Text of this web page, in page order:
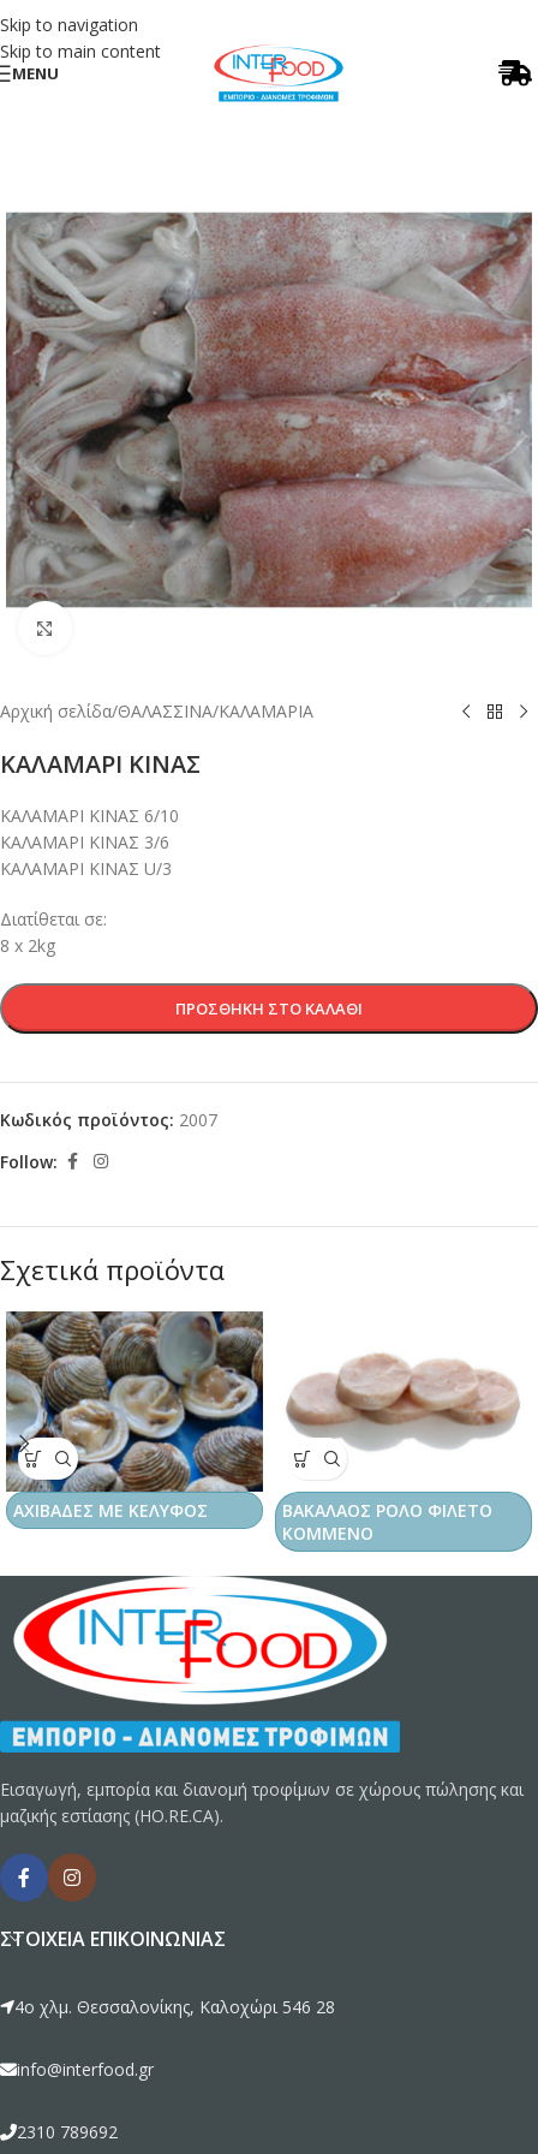
Skip to navigation
Skip to main content
MENU
Αρχική σελίδα/ΘΑΛΑΣΣΙΝΑ/ΚΑΛΑΜΑΡΙΑ
ΚΑΛΑΜΑΡΙ ΚΙΝΑΣ
ΚΑΛΑΜΑΡΙ ΚΙΝΑΣ 6/10
ΚΑΛΑΜΑΡΙ ΚΙΝΑΣ 3/6
ΚΑΛΑΜΑΡΙ ΚΙΝΑΣ U/3
Διατίθεται σε:
8 x 2kg
ΠΡΟΣΘΉΚΗ ΣΤΟ ΚΑΛΆΘΙ
Κωδικός προϊόντος: 2007
Follow:
Σχετικά προϊόντα
ΑΧΙΒΑΔΕΣ ΜΕ ΚΕΛΥΦΟΣ
ΒΑΚΑΛΑΟΣ ΡΟΛΟ ΦΙΛΕΤΟ
ΚΟΜΜΕΝΟ
Εισαγωγή, εμπορία και διανομή τροφίμων σε χώρους πώλησης και
μαζικής εστίασης (HO.RE.CA).
ΣΤΟΙΧΕΊΑ ΕΠΙΚΟΙΝΩΝΊΑΣ
4ο χλμ. Θεσσαλονίκης, Καλοχώρι 546 28
info@interfood.gr
2310 789692